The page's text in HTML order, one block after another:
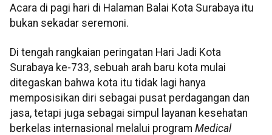
Acara di pagi hari di Halaman Balai Kota Surabaya itu
bukan sekadar seremoni.
Di tengah rangkaian peringatan Hari Jadi Kota
Surabaya ke-733, sebuah arah baru kota mulai
ditegaskan bahwa kota itu tidak lagi hanya
memposisikan diri sebagai pusat perdagangan dan
jasa, tetapi juga sebagai simpul layanan kesehatan
berkelas internasional melalui program Medical